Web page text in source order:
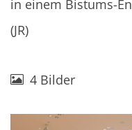
in einem Bistums-
(JR)
4 Bilder